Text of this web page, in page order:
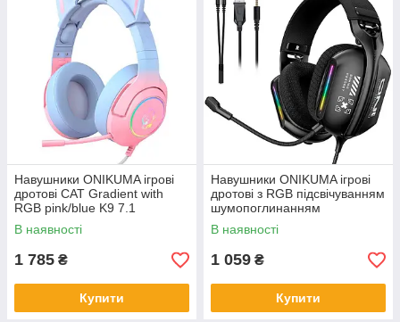
Навушники ONIKUMA ігрові
дротові CAT Gradient with
RGB pink/blue K9 7.1
В наявності
1 785 ₴
Купити
Навушники ONIKUMA ігрові
дротові з RGB підсвічуванням
шумопоглинанням
мікрофоном X12
В наявності
1 059 ₴
Купити